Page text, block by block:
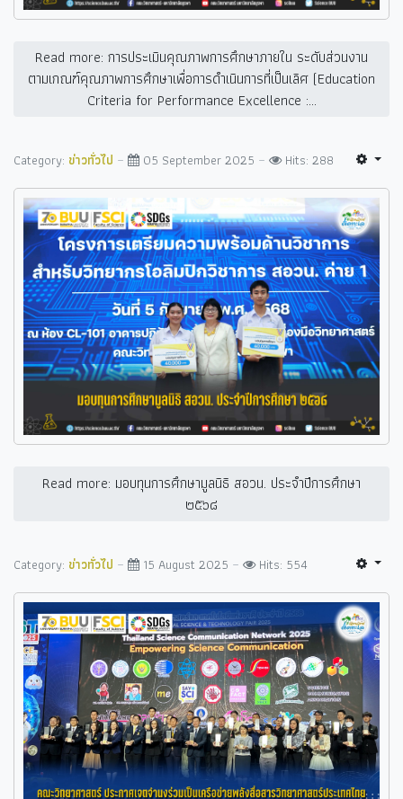
Read more: การประเมินคุณภาพการศึกษาภายใน ระดับส่วนงาน
ตามเกณฑ์คุณภาพการศึกษาเพื่อการดำเนินการที่เป็นเลิศ (Education
Criteria for Performance Excellence :...
Category: ข่าวทั่วไป 05 September 2025 Hits: 288
Read more: มอบทุนการศึกษามูลนิธิ สอวน. ประจำปีการศึกษา
๒๕๖๘
Category: ข่าวทั่วไป 15 August 2025 Hits: 554